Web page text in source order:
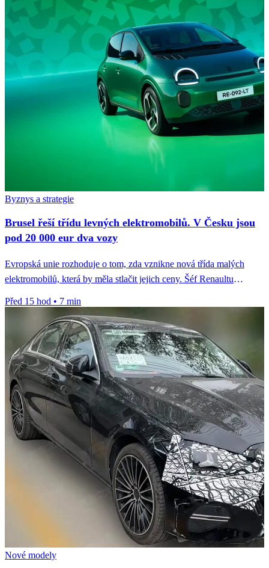
Byznys a strategie
Brusel řeší třídu levných elektromobilů. V Česku jsou
pod 20 000 eur dva vozy
Evropská unie rozhoduje o tom, zda vznikne nová třída malých
elektromobilů, která by měla stlačit jejich ceny. Šéf Renaultu
Před 15 hod • 7 min
Nové modely